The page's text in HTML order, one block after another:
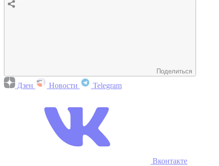
Поделиться
Дзен Новости Telegram
Вконтакте